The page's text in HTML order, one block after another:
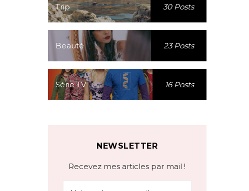
Trip 30 Posts
Beauté 23 Posts
Série TV 16 Posts
NEWSLETTER
Recevez mes articles par mail !